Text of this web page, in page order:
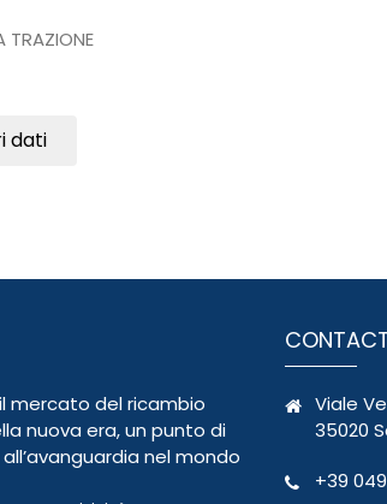
TRAZIONE
dati
mercato del ricambio
nuova era, un punto di
nel mondo
Viale
35020
+39